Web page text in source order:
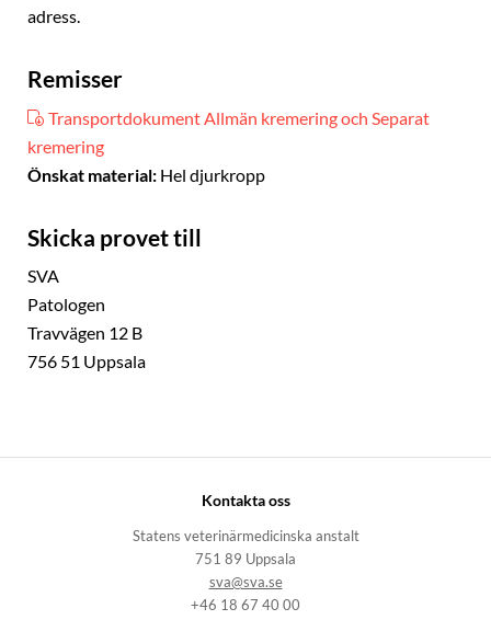
adress.
Remisser
Transportdokument Allmän kremering och Separat
kremering
Önskat material: Hel djurkropp
Skicka provet till
SVA
Patologen
Travvägen 12 B
756 51 Uppsala
Kontakta oss
Statens veterinärmedicinska anstalt
751 89 Uppsala
sva@sva.se
+46 18 67 40 00